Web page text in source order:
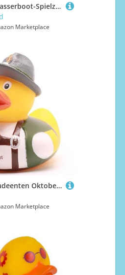
Demaxiyad Wasserboot-Spielzeug, Rollenboot, aus strapazierfähigem ABS, 10,9 x 10,5 x 8,7 cm, 74 g, ohne Batterien, manuelle Aktivierung, Badespiele, sensorisches Erwachen
Marketplace
Duckshop I Badeenten Oktoberfest I Quietscheente I Quietscheentchen I Geschenk Bayern I Präsent Sammler I Souvenir (Badeente Oktoberfest Tracht)
Marketplace